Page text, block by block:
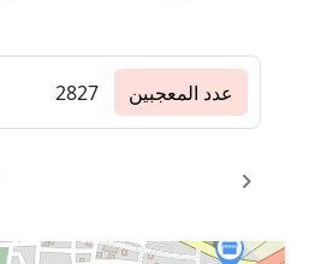
2827 عدد المعجبين